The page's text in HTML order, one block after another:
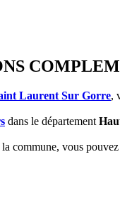
Laurent Sur Gorre,
dans le département
commune, vous